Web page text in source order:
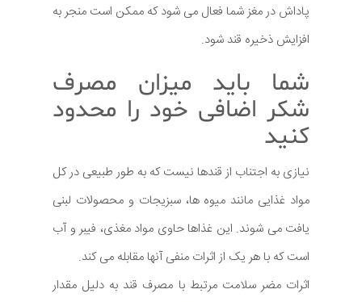
پاداش در مغز شما فعال می شود که ممکن است منجر به
افزایش ذخیره قند شود.
شما باید میزان مصرف
شکر اضافی خود را محدود
کنید
نیازی به اجتناب از قندها نیست که به طور طبیعی در کل
مواد غذایی مانند میوه ها، سبزیجات و محصولات لبنی
یافت می شوند. این غذاها حاوی مواد مغذی، فیبر و آب
است که با هر یک از اثرات منفی آنها مقابله می کند.
اثرات مضر سلامت مرتبط با مصرف قند به دلیل مقدار